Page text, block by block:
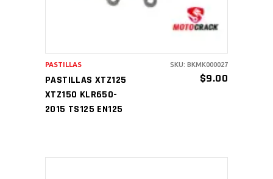
PASTILLAS XTZ125
XTZ150 KLR650-
2015 TS125 EN125
$9.00
PASTILLAS SKU: BKMK000027